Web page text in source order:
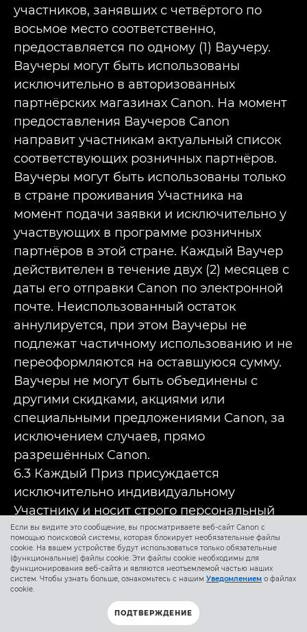
участников, занявших с четвёртого по
восьмое место соответственно,
предоставляется по одному (1) Ваучеру.
Ваучеры могут быть использованы
исключительно в авторизованных
партнёрских магазинах Canon. На момент
предоставления Ваучеров Canon
направит участникам актуальный список
соответствующих розничных партнёров.
Ваучеры могут быть использованы только
в стране проживания Участника на
момент подачи заявки и исключительно у
участвующих в программе розничных
партнёров в этой стране. Каждый Ваучер
действителен в течение двух (2) месяцев с
даты его отправки Canon по электронной
почте. Неиспользованный остаток
аннулируется, при этом Ваучеры не
подлежат частичному использованию и не
переоформляются на оставшуюся сумму.
Ваучеры не могут быть объединены с
другими скидками, акциями или
специальными предложениями Canon, за
исключением случаев, прямо
разрешённых Canon.
6.3 Каждый Приз присуждается
исключительно индивидуальному
Участнику и носит строго персональный
характер для победителя.
6.4. Общие Условия Наград
a) Призы не подлежат передаче, обмену, и
денежные или кредитные альтернативы
не будут предложены вместо
предлагаемого приза.
Если вы видите это сообщение, вы просматриваете веб-сайт Canon с
помощью поисковой системы, которая блокирует необязательные файлы
cookie. На вашем устройстве будут использоваться только обязательные
(функциональные) файлы cookie. Эти файлы cookie необходимы для
функционирования веб-сайта и являются неотъемлемой частью наших
систем. Чтобы узнать больше, ознакомьтесь с нашим Уведомлением о файлах
cookie.
ПОДТВЕРЖДЕНИЕ